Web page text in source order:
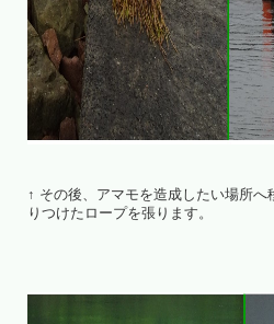
↑ その後、アマモを造成したい場所
りつけたロープを張ります。